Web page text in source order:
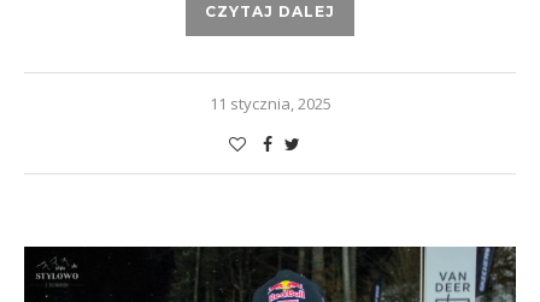
CZYTAJ DALEJ
11 stycznia, 2025